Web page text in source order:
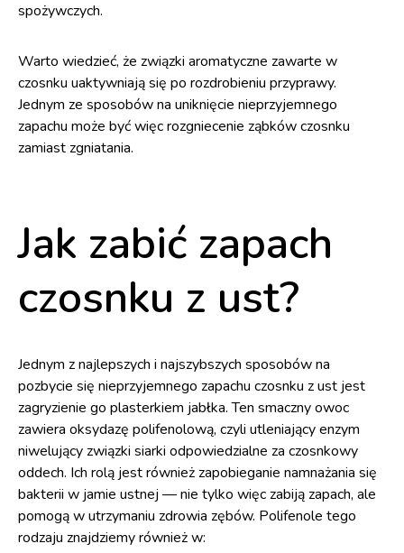
spożywczych.
Warto wiedzieć, że związki aromatyczne zawarte w
czosnku uaktywniają się po rozdrobieniu przyprawy.
Jednym ze sposobów na uniknięcie nieprzyjemnego
zapachu może być więc rozgniecenie ząbków czosnku
zamiast zgniatania.
Jak zabić zapach
czosnku z ust?
Jednym z najlepszych i najszybszych sposobów na
pozbycie się nieprzyjemnego zapachu czosnku z ust jest
zagryzienie go plasterkiem jabłka. Ten smaczny owoc
zawiera oksydazę polifenolową, czyli utleniający enzym
niwelujący związki siarki odpowiedzialne za czosnkowy
oddech. Ich rolą jest również zapobieganie namnażania się
bakterii w jamie ustnej — nie tylko więc zabiją zapach, ale
pomogą w utrzymaniu zdrowia zębów. Polifenole tego
rodzaju znajdziemy również w: